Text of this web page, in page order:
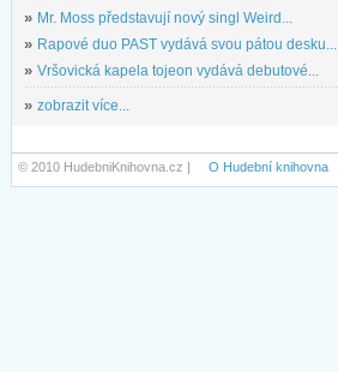
» Mr. Moss představují nový singl Weird...
» Rapové duo PAST vydává svou pátou desku...
» Vršovická kapela tojeon vydává debutové...
» zobrazit více...
© 2010 HudebniKnihovna.cz | O Hudební knihovna